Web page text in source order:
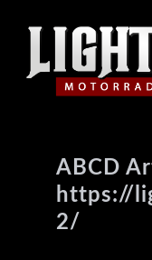
ABCD
https://
2/